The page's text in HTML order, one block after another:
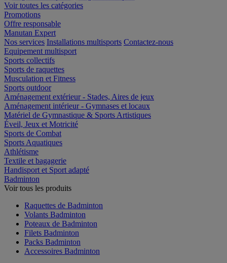
Voir toutes les catégories
Promotions
Offre responsable
Manutan Expert
Nos services Installations multisports Contactez-nous
Equipement multisport
Sports collectifs
Sports de raquettes
Musculation et Fitness
Sports outdoor
Aménagement extérieur - Stades, Aires de jeux
Aménagement intérieur - Gymnases et locaux
Matériel de Gymnastique & Sports Artistiques
Éveil, Jeux et Motricité
Sports de Combat
Sports Aquatiques
Athlétisme
Textile et bagagerie
Handisport et Sport adapté
Badminton
Voir tous les produits
Raquettes de Badminton
Volants Badminton
Poteaux de Badminton
Filets Badminton
Packs Badminton
Accessoires Badminton